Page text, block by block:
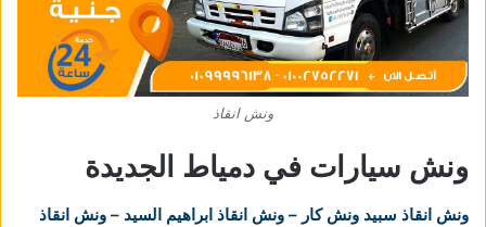
ونش انقاذ
ونش سيارات في دمياط الجديدة
ونش انقاذ سبيد ونش كار – ونش انقاذ ابراهيم السيد – ونش انقاذ